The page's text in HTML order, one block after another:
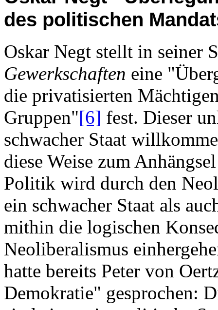
des politischen
Oskar Negt stellt in seiner
Gewerkschaften eine
die privatisierten
Gruppen"[6] fest. Dieser
schwacher Staat
diese Weise zum
Politik wird durch den
ein schwacher Staat als
mithin die logischen
Neoliberalismus
hatte bereits Peter von
Demokratie" gesprochen: